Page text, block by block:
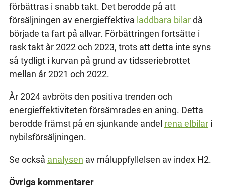
förbättras i snabb takt. Det berodde på att
försäljningen av energieffektiva laddbara bilardå
började ta fart på allvar. Förbättringen fortsätte i
rask takt år 2022 och 2023, trots att detta inte syns
så tydligt i kurvan på grund av tidsseriebrottet
mellan år 2021 och 2022.
År 2024 avbröts den positiva trenden och
energieffektiviteten försämrades en aning. Detta
berodde främst på en sjunkande andel rena elbilari
nybilsförsäljningen.
Se också analysen av måluppfyllelsen av index H2.
Övriga kommentarer